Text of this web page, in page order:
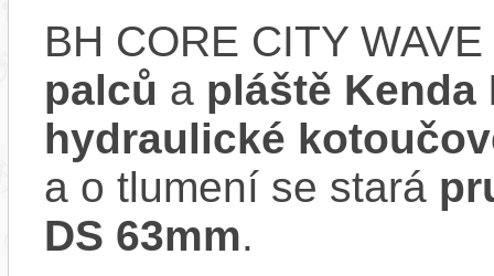
BH CORE CITY
palců a pláště Kenda
hydraulické
a o tlumení se stará
DS 63mm.